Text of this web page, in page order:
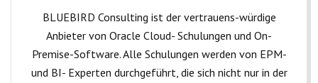
BLUEBIRD Consulting ist der vertrauens-würdige
Anbieter von Oracle Cloud- Schulungen und On-
Premise-Software. Alle Schulungen werden von EPM-
und BI- Experten durchgeführt, die sich nicht nur in der